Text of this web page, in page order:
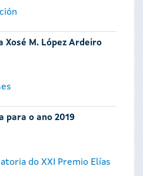
Xosé M. López Ardeiro
para o ano 2019
do XXI Premio Elías